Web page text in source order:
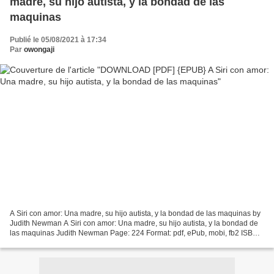
maquinas
Publié le 05/08/2021 à 17:34
Par owongaji
A Siri con amor: Una madre, su hijo autista, y la bondad de las maquinas by
Judith Newman A Siri con amor: Una madre, su hijo autista, y la bondad de
las maquinas Judith Newman Page: 224 Format: pdf, ePub, mobi, fb2 ISBN: